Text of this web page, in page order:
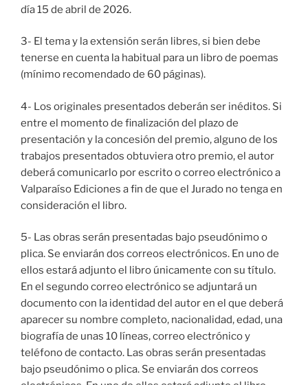
día 15 de abril de 2026.
3- El tema y la extensión serán libres, si bien debe
tenerse en cuenta la habitual para un libro de poemas
(mínimo recomendado de 60 páginas).
4- Los originales presentados deberán ser inéditos. Si
entre el momento de finalización del plazo de
presentación y la concesión del premio, alguno de los
trabajos presentados obtuviera otro premio, el autor
deberá comunicarlo por escrito o correo electrónico a
Valparaíso Ediciones a fin de que el Jurado no tenga en
consideración el libro.
5- Las obras serán presentadas bajo pseudónimo o
plica. Se enviarán dos correos electrónicos. En uno de
ellos estará adjunto el libro únicamente con su título.
En el segundo correo electrónico se adjuntará un
documento con la identidad del autor en el que deberá
aparecer su nombre completo, nacionalidad, edad, una
biografía de unas 10 líneas, correo electrónico y
teléfono de contacto. Las obras serán presentadas
bajo pseudónimo o plica. Se enviarán dos correos